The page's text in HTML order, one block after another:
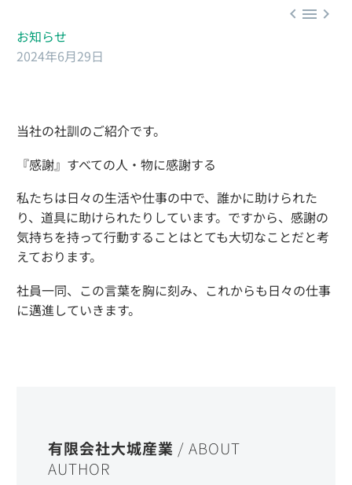
  
お知らせ
2024年6月29日
当社の社訓のご紹介です。
『感謝』すべての人・物に感謝する
私たちは日々の生活や仕事の中で、誰かに助けられた
り、道具に助けられたりしています。ですから、感謝の
気持ちを持って行動することはとても大切なことだと考
えております。
社員一同、この言葉を胸に刻み、これからも日々の仕事
に邁進していきます。
有限会社大城産業 / ABOUT
AUTHOR